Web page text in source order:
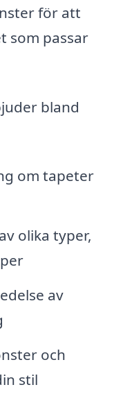
för att
som passar
bland
om tapeter
olika typer,
av
och
stil